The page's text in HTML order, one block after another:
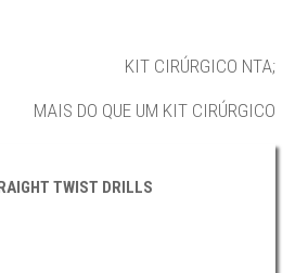
KIT CIRÚRGICO NTA;
MAIS DO QUE UM KIT CIRÚRGICO
TWIST DRILLS